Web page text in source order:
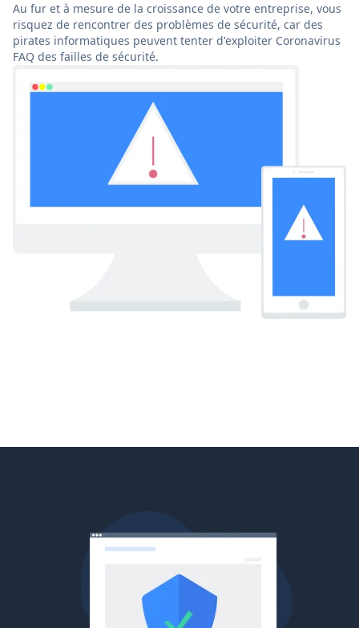
Au fur et à mesure de la croissance de votre entreprise, vous
risquez de rencontrer des problèmes de sécurité, car des
pirates informatiques peuvent tenter d'exploiter Coronavirus
FAQ des failles de sécurité.